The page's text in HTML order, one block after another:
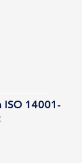
ISO 14001-